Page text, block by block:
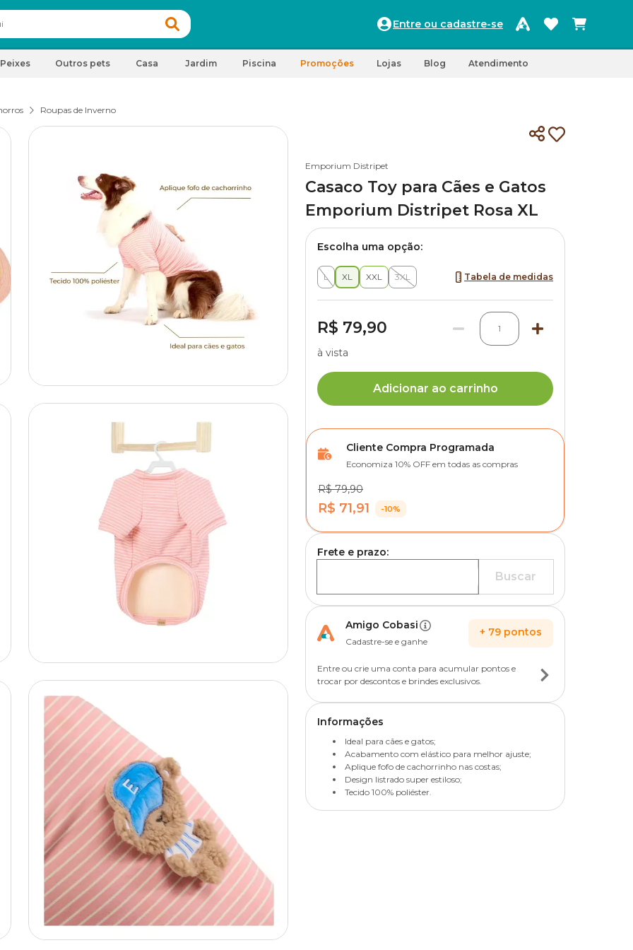
Entre ou cadastre-se
Peixes Outros pets Casa Jardim Piscina Promoções Lojas Blog Atendimento
Roupas de Inverno
Emporium Distripet
Casaco Toy para Cães e Gatos
Emporium Distripet Rosa XL
Escolha uma opção:
L XL XXL 3XL Tabela de medidas
R$ 79,90 1
à vista
Adicionar ao carrinho
Cliente Compra Programada
Economiza 10% OFF em todas as compras
R$ 79,90
R$ 71,91 -10%
Frete e prazo:
Buscar
Amigo Cobasi
Cadastre-se e ganhe
+ 79 pontos
Entre ou crie uma conta para acumular pontos e
trocar por descontos e brindes exclusivos.
Informações
Ideal para cães e gatos;
Acabamento com elástico para melhor ajuste;
Aplique fofo de cachorrinho nas costas;
Design listrado super estiloso;
Tecido 100% poliéster.